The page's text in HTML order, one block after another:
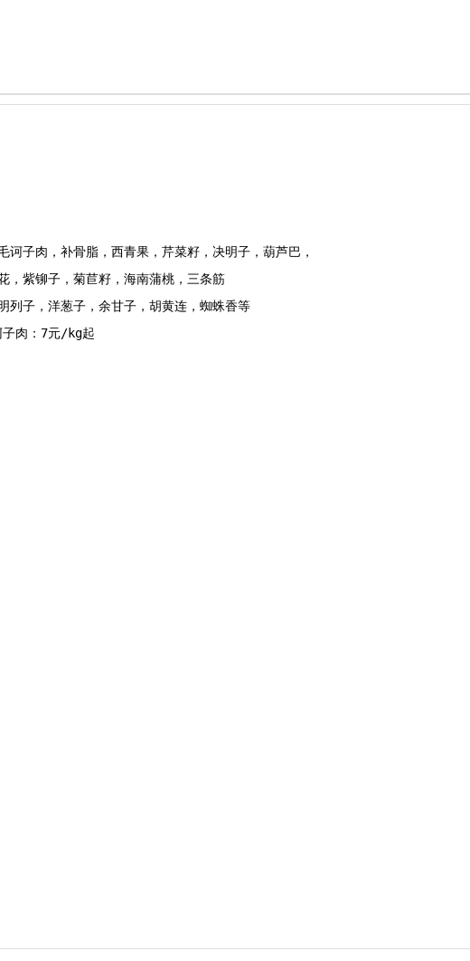
诃子肉，补骨脂，西青果，芹菜籽，决明子，葫芦巴，
，紫铆子，菊苣籽，海南蒲桃，三条筋
列子，洋葱子，余甘子，胡黄连，蜘蛛香等
肉：7元/kg起